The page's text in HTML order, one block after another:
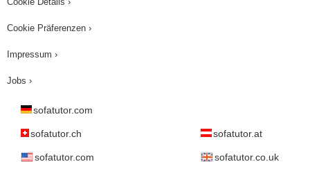
Aber was hat er der alten Dame eigentlich
gestohlen? ...Awwww, ihr Herz.
Cookie Präferenzen ›
Impressum ›
Jobs ›
sofatutor.com
sofatutor.ch sofatutor.at
sofatutor.com sofatutor.co.uk